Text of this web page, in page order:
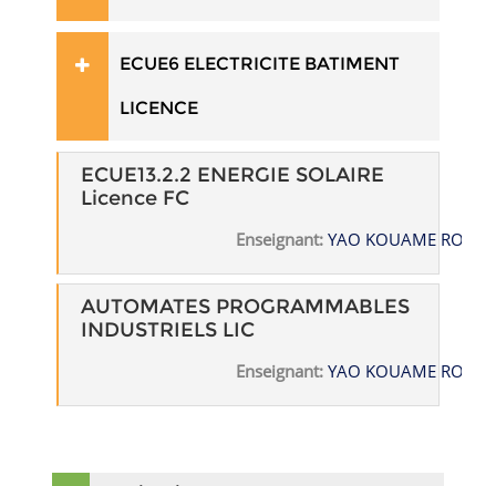
ECUE6 ELECTRICITE BATIMENT
LICENCE
ECUE13.2.2 ENERGIE SOLAIRE
Licence FC
Enseignant: YAO KOUAME
AUTOMATES PROGRAMMABLES
INDUSTRIELS LIC
Enseignant: YAO KOUAME